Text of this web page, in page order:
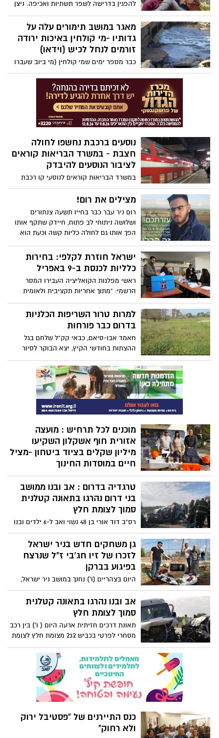
להפגין בדרישה לשפר תשתיות ואכיפה. ניצן
איתמרי מרוחמה איבדה את זוגתה מיטל
שנות חיי, לא ראיתי ניידת אחת על הכביש
מאגר במושב תימורים עלה על
גדותיו -מי קולחין באיכות ירודה
זורמים לנחל לכיש (וידאו)
כבר מספר ימים שמי קולחין (מי ביוב שעברו
טיהור) באיכות ירודה, מוזרמים באין מפריע
לנחל לכיש. הסיבה: מאגר באזור מושב
תימורים עלה על גדותיו
נוסעים ברכבת נחשפו לחולה
חצבת - במשרד הבריאות קוראים
לציבור הנוסעים להיבדק
במשרד הבריאות קוראים לנוסעי קו רכבת
מאשקלון (עוברת באשדוד) לאוניברסיטת תל
אביב ובחזרה, לבוא להיבדק לאחר שנחשפו
לחולה חצבת. בהודעת משרד הבריאות נכתב:
"נוסעים שהיו ברכבת ולא חוסנו מוזמנים
לפנות בהקדם ללשכת הבריאות הקרובה"
מצילים את רום!
רום ניר עבר כבר בחייו תשעה צנתורים
ושלושה ניתוחי לב פתוח, חיידק שתקף אותו
הפך אותו גם לחולה כליות קשה וכעת הוא
ולחיות חיים רגילים כמו כל בחור בן 21. לשם
החברים הטובים של רום והעלו קמפיין
ברשתות החברתיות הקורא לאנשים לתרום
כליה לרום: "הילד הזה מפזר חום ואהבה בכל
מקום ורק מצחיק אותנו ואנחנו צריכים את
עזרתכם!"
ישראל חוזרת לקלפי: בחירות
כלליות לכנסת ב-9 באפריל
ראשי מפלגות הקואליציה העבירו המסר
הרשמי: "מתוך אחריות תקציבית ולאומית
החליטו ראשי מפלגות הקואליציה, בהסכמה
ופה אחד, לפזר את הכנסת וללכת לבחירות
חדשות בתחילת אפריל לאחר קדנציה של
למרות טרור השריפות הכלניות
בדרום כבר פורחות
חאמד אבו-סיאם, כבאי קק"ל שלחם בגל
ההצתות בחודשי הקיץ, יצא הבוקר לסיור
בשטח (ב', 24.12) במסגרת תפקידו ביער בארי
והופתע לגלות את המרבדים הירוקים
והפרחים האדומים שצמחו באדמה החרוכה.
"למרות השריפות הרבות שהיו פה, ולמרות
שחשבנו שכבר אין סיכוי השנה, משמח את
הלב לראות את הכלניות האדומות פורחות".
מוכנים לכל תרחיש : מועצה
אזורית חוף אשקלון השקיעו
מיליון שקלים בציוד ביטחון -מציל
חיים במוסדות החינוך
בשבוע שעבר אגף הביטחון במועצה האזורית
חוף אשקלון קיים טקס אלה בדבר חלוקת
ציוד ביטחון מציל חיים בשווי מיליון שקלים
בכל מוסדות החינוך במועצה
טרגדיה בדרום : אב ובנו ממושב
בני דרום נהרגו בתאונה קטלנית
סמוך לצומת חלץ
רס"ב דוד אורי בן 48 נשוי ואב ל-6 ילדים ובנו
אביאל חייל צה"ל תושבי בני דרום היו
מעורבים בתאונת דרכים בסמוך לישוב חלץ
כביש 232 בה מצאו את מותם.
גן משחקים חדש בניר ישראל
לזכרו של זיו חג'בי ז"ל שנרצח
בפיגוע בברקן
היום בצהריים (ו') נחנך במושב ניר ישראל,
שבמועצה האזורית חוף אשקלון, גן משחקים
חדש לזכרו של בן המקום, זיו חג'בי ז"ל,
שנרצח בפיגוע באזור התעשייה ברקן. גן
בילדותו. אחיו, טל חג'בי: "אין יותר מתאים
מלהנציח את זיו בגן משחקים בו שיחק גם עם
אב ובנו נהרגו בתאונה קטלנית
סמוך לצומת חלץ
תאונת דרכים חזיתית ארעה היום ( ו') בין רכב
מסחרי לפרטי בכביש 232 מצומת חלץ לצומת
גבעתי. פראמדיקים של מד"א קובעים את
מותם של 2 גברים אב ובנו תושבי מושב
במצב בינוני שפונה במסוק מד"א לבית חולים.
כנס התיירנים של "פסטיבל ירוק
ולא רחוק"